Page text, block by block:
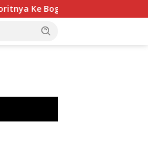
Seru! Ayu Ting Ting Ajak